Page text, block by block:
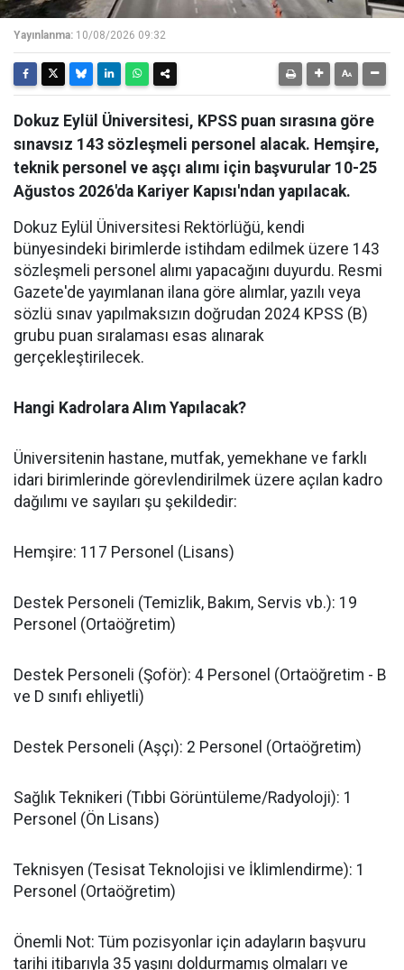
Yayınlanma: 10/08/2026 09:32
Dokuz Eylül Üniversitesi, KPSS puan sırasına göre
sınavsız 143 sözleşmeli personel alacak. Hemşire,
teknik personel ve aşçı alımı için başvurular 10-25
Ağustos 2026'da Kariyer Kapısı'ndan yapılacak.
​Dokuz Eylül Üniversitesi Rektörlüğü, kendi
bünyesindeki birimlerde istihdam edilmek üzere 143
sözleşmeli personel alımı yapacağını duyurdu. Resmi
Gazete'de yayımlanan ilana göre alımlar, yazılı veya
sözlü sınav yapılmaksızın doğrudan 2024 KPSS (B)
grubu puan sıralaması esas alınarak
gerçekleştirilecek.
Hangi Kadrolara Alım Yapılacak?
​Üniversitenin hastane, mutfak, yemekhane ve farklı
idari birimlerinde görevlendirilmek üzere açılan kadro
dağılımı ve sayıları şu şekildedir:
​Hemşire: 117 Personel (Lisans)
​Destek Personeli (Temizlik, Bakım, Servis vb.): 19
Personel (Ortaöğretim)
​Destek Personeli (Şoför): 4 Personel (Ortaöğretim - B
ve D sınıfı ehliyetli)
​Destek Personeli (Aşçı): 2 Personel (Ortaöğretim)
​Sağlık Teknikeri (Tıbbi Görüntüleme/Radyoloji): 1
Personel (Ön Lisans)
​Teknisyen (Tesisat Teknolojisi ve İklimlendirme): 1
Personel (Ortaöğretim)
​Önemli Not: Tüm pozisyonlar için adayların başvuru
tarihi itibarıyla 35 yaşını doldurmamış olmaları ve